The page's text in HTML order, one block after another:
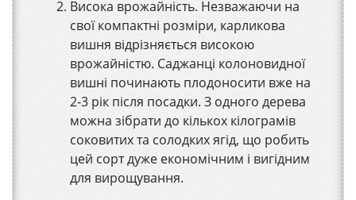
Висока врожайність. Незважаючи на
свої компактні розміри, карликова
вишня відрізняється високою
врожайністю. Саджанці колоновидної
вишні починають плодоносити вже на
2-3 рік після посадки. З одного дерева
можна зібрати до кількох кілограмів
соковитих та солодких ягід, що робить
цей сорт дуже економічним і вигідним
для вирощування.